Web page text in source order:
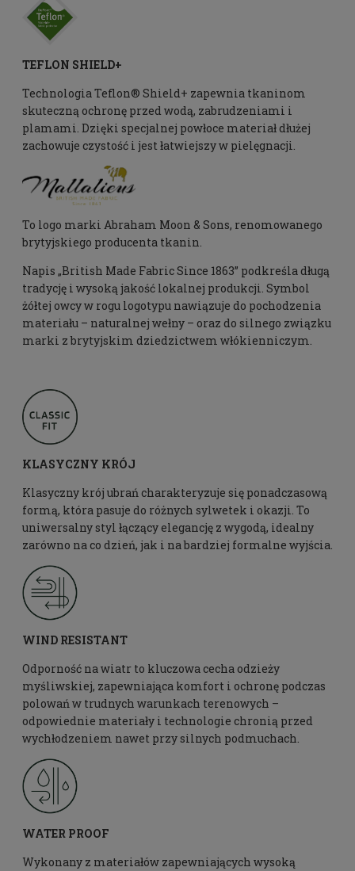
TEFLON SHIELD+
Technologia Teflon® Shield+ zapewnia tkaninom
skuteczną ochronę przed wodą, zabrudzeniami i
plamami. Dzięki specjalnej powłoce materiał dłużej
zachowuje czystość i jest łatwiejszy w pielęgnacji.
To logo marki Abraham Moon & Sons, renomowanego
brytyjskiego producenta tkanin.
Napis „British Made Fabric Since 1863” podkreśla długą
tradycję i wysoką jakość lokalnej produkcji. Symbol
żółtej owcy w rogu logotypu nawiązuje do pochodzenia
materiału – naturalnej wełny – oraz do silnego związku
marki z brytyjskim dziedzictwem włókienniczym.
KLASYCZNY KRÓJ
Klasyczny krój ubrań charakteryzuje się ponadczasową
formą, która pasuje do różnych sylwetek i okazji. To
uniwersalny styl łączący elegancję z wygodą, idealny
zarówno na co dzień, jak i na bardziej formalne wyjścia.
WIND RESISTANT
Odporność na wiatr to kluczowa cecha odzieży
myśliwskiej, zapewniająca komfort i ochronę podczas
polowań w trudnych warunkach terenowych –
odpowiednie materiały i technologie chronią przed
wychłodzeniem nawet przy silnych podmuchach.
WATER PROOF
Wykonany z materiałów zapewniających wysoką